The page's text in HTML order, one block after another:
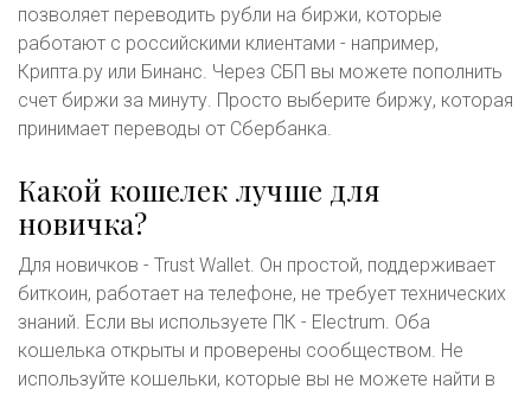
позволяет переводить рубли на биржи, которые
работают с российскими клиентами - например,
Крипта.ру или Бинанс. Через СБП вы можете пополнить
счет биржи за минуту. Просто выберите биржу, которая
принимает переводы от Сбербанка.
Какой кошелек лучше для
новичка?
Для новичков - Trust Wallet. Он простой, поддерживает
биткоин, работает на телефоне, не требует технических
знаний. Если вы используете ПК - Electrum. Оба
кошелька открыты и проверены сообществом. Не
используйте кошельки, которые вы не можете найти в